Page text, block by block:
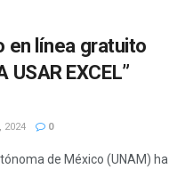
en línea gratuito
USAR EXCEL”
2024 0
de México (UNAM) ha